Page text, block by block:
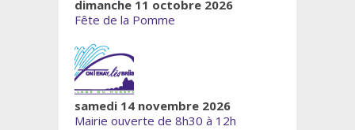
dimanche 11 octobre 2026
Fête de la Pomme
samedi 14 novembre 2026
Mairie ouverte de 8h30 à 12h